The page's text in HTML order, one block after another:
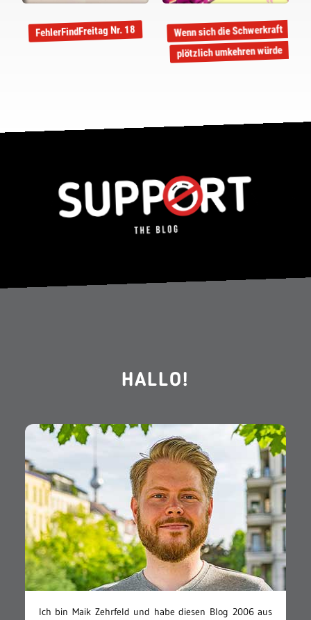
FehlerFindFreitag Nr. 18 Wenn sich die Schwerkraft
plötzlich umkehren würde
HALLO!
Ich bin Maik Zehrfeld und habe diesen Blog 2006 aus